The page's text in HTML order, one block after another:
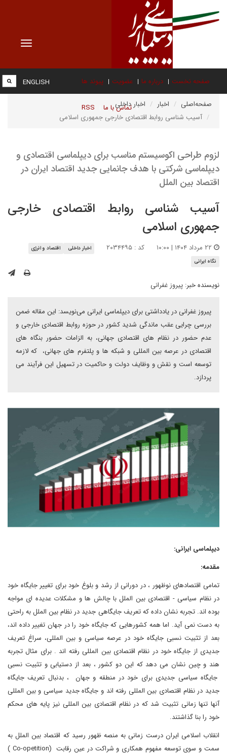
Toggle
صفحه نخست درباره ما عضویت پیوند ها
تماس با ما RSS
ENGLISH
صفحه‌اصلی اخبار
اخبار داخلی
آسیب شناسی روابط اقتصادی خارجی جمهوری اسلامی
لزوم طراحی اکوسیستم مناسب برای دیپلماسی اقتصادی و
دیپلماسی شرکتی با هدف جانمایی جدید اقتصاد ایران در
اقتصاد بین الملل
آسیب شناسی روابط اقتصادی خارجی
جمهوری اسلامی
کد : ۲۰۳۴۴۹۵ اخبار داخلی
اقتصاد و انرژی
نگاه ایرانی
نویسنده خبر: پیروز غفرانی
پیروز غفرانی در یادداشتی برای دیپلماسی ایرانی می‌نویسد: این مقاله ضمن
بررسی چرایی عقب ماندگی شدید کشور در حوزه روابط اقتصادی خارجی و
عدم حضور در نظام های اقتصادی جهانی، به الزامات حضور بنگاه های
اقتصادی در عرصه بین المللی و شبکه ها و پلتفرم های جهانی، که لازمه
توسعه است و نقش و وظایف دولت و حاکمیت در تسهیل این فرآیند می
پردازد.
دیپلماسی ایرانی:
مقدمه:
تمامی اقتصادهای نوظهور ، در دورانی از رشد و بلوغ خود برای تغییر جایگاه خود
در نظام سیاسی - اقتصادی بین الملل با چالش ها و مشکلات عدیده ای مواجه
بوده اند. تجربه نشان داده که تعریف جایگاهی جدید در نظام بین الملل به راحتی
به دست نمی آید. اما همه کشورهایی که جایگاه خود را در جهان تغییر داده اند،
بعد از تثبیت نسبی جایگاه خود در عرصه سیاسی و بین المللی، سراغ تعریف
جدیدی از جایگاه خود در نظام اقتصادی بین المللی رفته اند . برای مثال تجربه
هند و چین نشان می دهد که این دو کشور ، بعد از دستیابی و تثبیت نسبی
جایگاه سیاسی جدیدی برای خود در منطقه و جهان ، بدنبال تعریف جایگاه
جدید در نظام اقتصادی بین المللی رفته اند و جایگاه جدید سیاسی و بین المللی
آنها تنها زمانی تثبیت شد که در نظام اقتصادی بین المللی نیز پایه های محکم
خود را بنا گذاشتند.
انقلاب اسلامی ایران درست زمانی به منصه ظهور رسید که اقتصاد بین الملل به
سمت و سوی توسعه مفهوم همکاری و شراکت در عین رقابت (Co-opetition )